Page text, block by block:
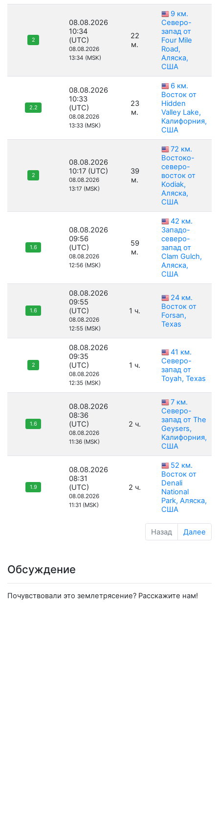
2
08.08.2026
10:34
(UTC)
08.08.2026
13:34 (MSK)
22
м.
9 км.
Северо-
запад от
Four Mile
Road,
Аляска,
США
2.2
08.08.2026
10:33
(UTC)
08.08.2026
13:33 (MSK)
23
м.
6 км.
Восток от
Hidden
Valley Lake,
Калифорния,
США
2
08.08.2026
10:17 (UTC)
08.08.2026
13:17 (MSK)
39
м.
72 км.
Востоко-
северо-
восток от
Kodiak,
Аляска,
США
1.6
08.08.2026
09:56
(UTC)
08.08.2026
12:56 (MSK)
59
м.
42 км.
Западо-
северо-
запад от
Clam Gulch,
Аляска,
США
1.6
08.08.2026
09:55
(UTC)
08.08.2026
12:55 (MSK)
1 ч.
24 км.
Восток от
Forsan,
Texas
2
08.08.2026
09:35
(UTC)
08.08.2026
12:35 (MSK)
1 ч.
41 км.
Северо-
запад от
Toyah, Texas
1.6
08.08.2026
08:36
(UTC)
08.08.2026
11:36 (MSK)
2 ч.
7 км.
Северо-
запад от The
Geysers,
Калифорния,
США
1.9
08.08.2026
08:31
(UTC)
08.08.2026
11:31 (MSK)
2 ч.
52 км.
Восток от
Denali
National
Park, Аляска,
США
Назад Далее
Обсуждение
Почувствовали это землетрясение? Расскажите нам!